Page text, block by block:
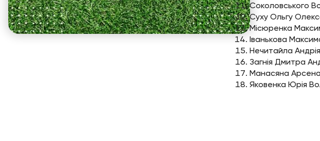
Соколовського
Суху Ольгу
Місюренка
Іванькова
Нечитайла
Загнія Дмитра
Манасяна
Яковенка Юрія